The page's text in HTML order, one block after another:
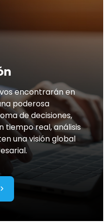
encontrarán en
poderosa
de decisiones,
tiempo real, análisis
una visión global